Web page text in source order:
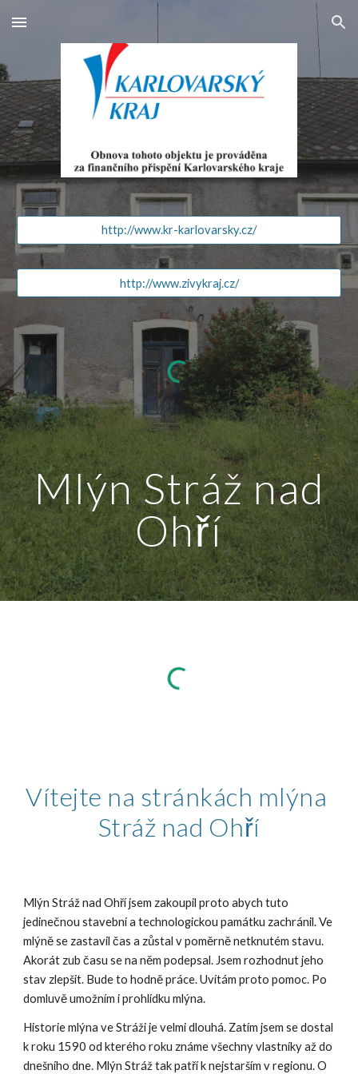
Skip to main content Skip to navigation
http://www.kr-karlovarsky.cz/
http://www.zivykraj.cz/
Mlýn Stráž nad
Ohří
Vítejte na stránkách mlýna
Stráž nad Ohří
Mlýn Stráž nad Ohří jsem zakoupil proto abych tuto
jedinečnou stavební a technologickou památku zachránil. Ve
mlýně se zastavil čas a zůstal v poměrně netknutém stavu.
Akorát zub času se na něm podepsal. Jsem rozhodnut jeho
stav zlepšit. Bude to hodně práce. Uvítám proto pomoc. Po
domluvě umožním i prohlídku mlýna.
Historie mlýna ve Stráži je velmi dlouhá. Zatím jsem se dostal
k roku 1590 od kterého roku známe všechny vlastníky až do
dnešního dne. Mlýn Stráž tak patří k nejstarším v regionu. O